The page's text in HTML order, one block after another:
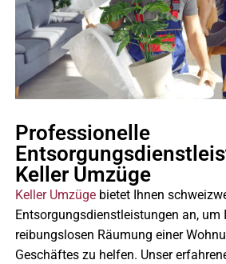
Professionelle
Keller Umzüge
Keller Umzügebietet Ihnen
Entsorgungsdienstleistungen an, um
reibungslosen Räumung einer
Geschäftes zu helfen. Unser